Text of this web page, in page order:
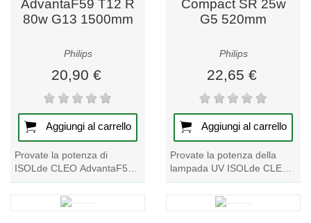
raggi solari.
un'abbronzatura sicura e naturale!
AdvantaF59 T12 R
80w G13 1500mm
Philips
20,90 €
Aggiungi al carrello
Provate la potenza di
ISOLde CLEO AdvantaF59
T12 R 80w G13 1500mm,
una lampada UV di altissimo
livello per lettini...
Compact SR 25w
G5 520mm
Philips
22,65 €
Aggiungi al carrello
Provate la potenza della
lampada UV ISOLde CLEO
Compact SR 25w G5
520mm, una scelta di
prim'ordine tra le lampade